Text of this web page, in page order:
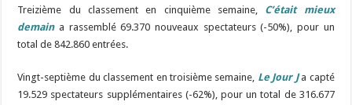
Treizième du classement en cinquième semaine, C’était mieux
demaina rassemblé 69.370 nouveaux spectateurs (-50%), pour un
total de 842.860 entrées.
Vingt-septième du classement en troisième semaine, Le Jour Ja capté
19.529 spectateurs supplémentaires (-62%), pour un total de 316.677